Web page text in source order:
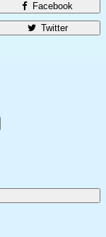
Facebook
Twitter